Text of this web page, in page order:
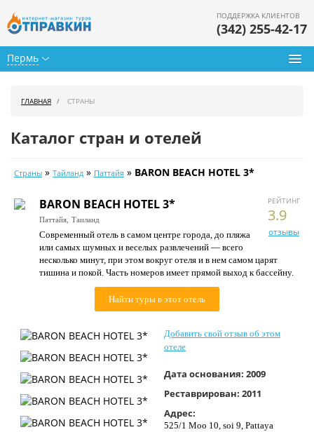
Пермь
ПОДДЕРЖКА КЛИЕНТОВ
(342) 255-42-17
Календарь туров
Цены дня
Страны
Как купить
Контакты
ГЛАВНАЯ СТРАНЫ
Каталог стран и отелей
Страны » Тайланд » Паттайя » BARON BEACH HOTEL 3*
РЕЙТИНГ
3.9
отзывы
BARON BEACH HOTEL 3*
Паттайя, Таиланд
Современный отель в самом центре города, до пляжа
или самых шумных и веселых развлечений — всего
несколько минут, при этом вокруг отеля и в нем самом царят
тишина и покой. Часть номеров имеет прямой выход к бассейну.
Найти туры в этот отель
Добавить свой отзыв об этом
отеле
Дата основания: 2009
Реставрирован: 2011
Адрес:
525/1 Moo 10, soi 9, Pattaya